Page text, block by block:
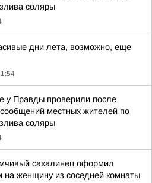
соляры
дни лета, возможно, еще
у Правды проверили после
местных жителей по
соляры
сахалинец оформил
на женщину из соседней комнаты